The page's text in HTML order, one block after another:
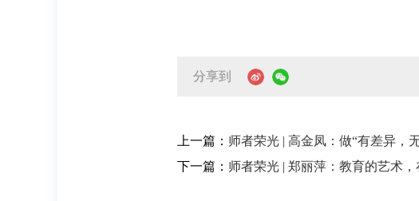
分享到
上一篇： 师者荣光 | 高金凤：做“有差异，
下一篇： 师者荣光 | 郑丽萍：教育的艺术